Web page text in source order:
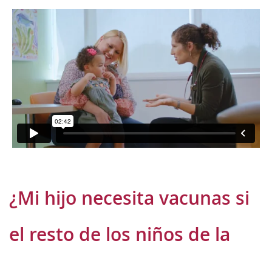
¿Mi hijo necesita vacunas si
el resto de los niños de la